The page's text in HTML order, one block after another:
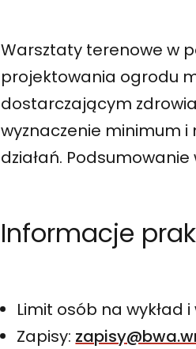
Warsztaty terenowe w
projektowania ogrodu
dostarczającym
wyznaczenie minimum
działań.
Informacje
Limit osób na wykład
Zapisy: